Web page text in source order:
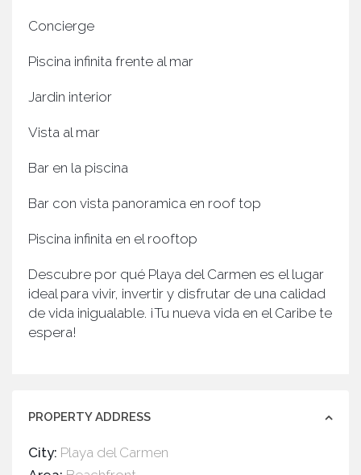
Concierge
Piscina infinita frente al mar
Jardin interior
Vista al mar
Bar en la piscina
Bar con vista panoramica en roof top
Piscina infinita en el rooftop
Descubre por qué Playa del Carmen es el lugar
ideal para vivir, invertir y disfrutar de una calidad
de vida inigualable. ¡Tu nueva vida en el Caribe te
espera!
PROPERTY ADDRESS
City: Playa del Carmen